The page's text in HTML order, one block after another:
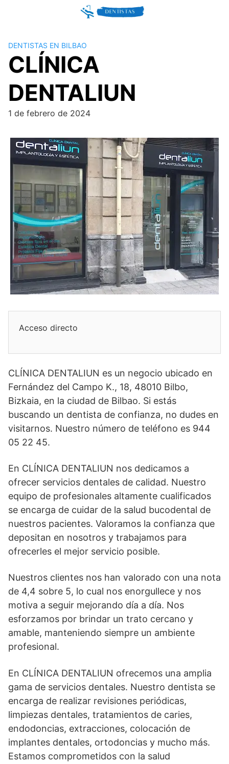
DENTISTAS EN BILBAO
CLÍNICA
DENTALIUN
1 de febrero de 2024
Acceso directo
CLÍNICA DENTALIUN es un negocio ubicado en
Fernández del Campo K., 18, 48010 Bilbo,
Bizkaia, en la ciudad de Bilbao. Si estás
buscando un dentista de confianza, no dudes en
visitarnos. Nuestro número de teléfono es 944
05 22 45.
En CLÍNICA DENTALIUN nos dedicamos a
ofrecer servicios dentales de calidad. Nuestro
equipo de profesionales altamente cualificados
se encarga de cuidar de la salud bucodental de
nuestros pacientes. Valoramos la confianza que
depositan en nosotros y trabajamos para
ofrecerles el mejor servicio posible.
Nuestros clientes nos han valorado con una nota
de 4,4 sobre 5, lo cual nos enorgullece y nos
motiva a seguir mejorando día a día. Nos
esforzamos por brindar un trato cercano y
amable, manteniendo siempre un ambiente
profesional.
En CLÍNICA DENTALIUN ofrecemos una amplia
gama de servicios dentales. Nuestro dentista se
encarga de realizar revisiones periódicas,
limpiezas dentales, tratamientos de caries,
endodoncias, extracciones, colocación de
implantes dentales, ortodoncias y mucho más.
Estamos comprometidos con la salud